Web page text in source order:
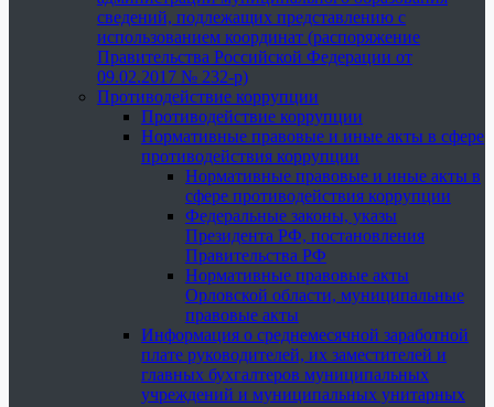
сведений, подлежащих представлению с
использованием координат (распоряжение
Правительства Российской Федерации от
09.02.2017 № 232-р)
Противодействие коррупции
Противодействие коррупции
Нормативные правовые и иные акты в сфере
противодействия коррупции
Нормативные правовые и иные акты в
сфере противодействия коррупции
Федеральные законы, указы
Президента РФ, постановления
Правительства РФ
Нормативные правовые акты
Орловской области, муниципальные
правовые акты
Информация о среднемесячной заработной
плате руководителей, их заместителей и
главных бухгалтеров муниципальных
учреждений и муниципальных унитарных